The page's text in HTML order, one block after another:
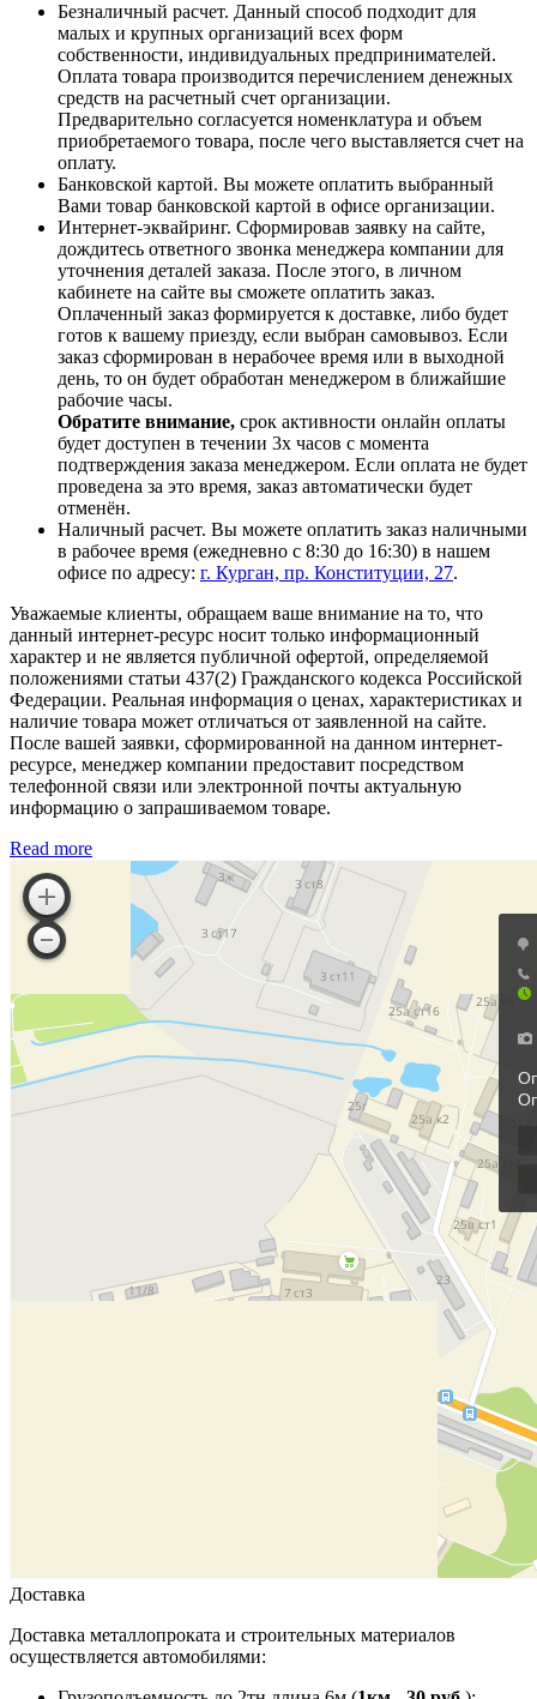
Безналичный расчет. Данный способ подходит для
малых и крупных организаций всех форм
собственности, индивидуальных предпринимателей.
Оплата товара производится перечислением денежных
средств на расчетный счет организации.
Предварительно согласуется номенклатура и объем
приобретаемого товара, после чего выставляется счет на
оплату.
Банковской картой. Вы можете оплатить выбранный
Вами товар банковской картой в офисе организации.
Интернет-эквайринг. Сформировав заявку на сайте,
дождитесь ответного звонка менеджера компании для
уточнения деталей заказа. После этого, в личном
кабинете на сайте вы сможете оплатить заказ.
Оплаченный заказ формируется к доставке, либо будет
готов к вашему приезду, если выбран самовывоз. Если
заказ сформирован в нерабочее время или в выходной
день, то он будет обработан менеджером в ближайшие
рабочие часы.
Обратите внимание, срок активности онлайн оплаты
будет доступен в течении 3х часов с момента
подтверждения заказа менеджером. Если оплата не будет
проведена за это время, заказ автоматически будет
отменён.
Наличный расчет. Вы можете оплатить заказ наличными
в рабочее время (ежедневно с 8:30 до 16:30) в нашем
офисе по адресу: г. Курган, пр. Конституции, 27.
Уважаемые клиенты, обращаем ваше внимание на то, что
данный интернет-ресурс носит только информационный
характер и не является публичной офертой, определяемой
положениями статьи 437(2) Гражданского кодекса Российской
Федерации. Реальная информация о ценах, характеристиках и
наличие товара может отличаться от заявленной на сайте.
После вашей заявки, сформированной на данном интернет-
ресурсе, менеджер компании предоставит посредством
телефонной связи или электронной почты актуальную
информацию о запрашиваемом товаре.
Read more
Доставка
Доставка металлопроката и строительных материалов
осуществляется автомобилями: